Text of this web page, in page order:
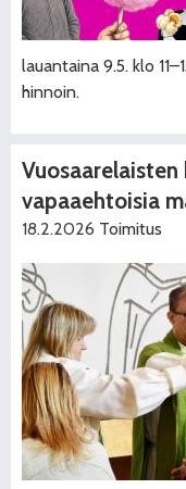
lauantaina 9.5. klo
hinnoin.
vapaaehtoisia
18.2.2026 Toimitus